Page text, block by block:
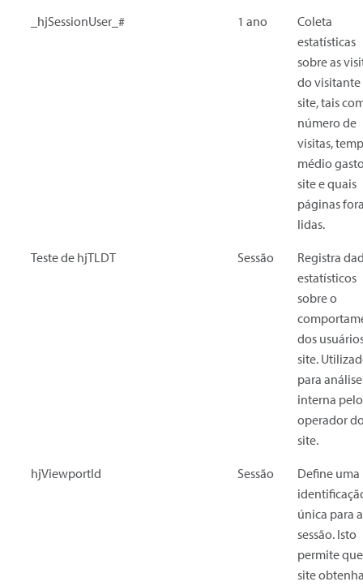
_hjSessionUser_# 1 ano
Coleta
estatísticas
sobre as
do visitante
site, tais
número de
visitas,
médio
site e quais
páginas
lidas.
Teste de hjTLDT Sessão
Registra
estatísticos
sobre o
dos
site.
para análise
interna pelo
operador
site.
hjViewportId Sessão
Define uma
única para a
sessão. Isto
permite
site